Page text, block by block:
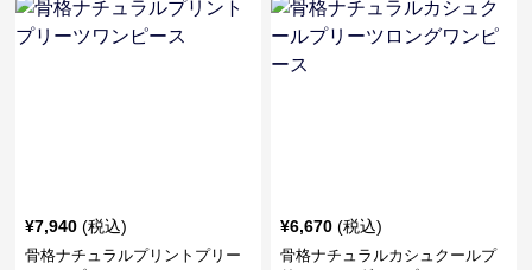
¥7,940 (税込)
骨格ナチュラルプリントプリー
¥6,670 (税込)
骨格ナチュラルカシュクールプ